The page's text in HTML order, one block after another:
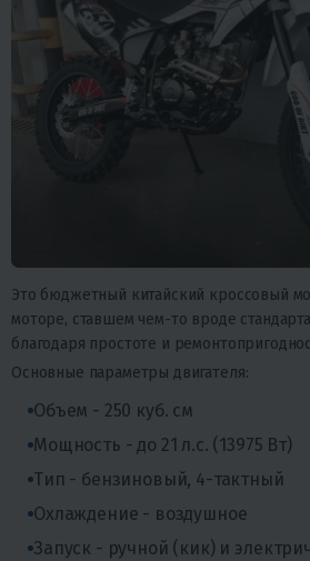
Это бюджетный китайский кроссовый
моторе, ставшем чем-то вроде
благодаря простоте и
Основные параметры двигателя:
Объем - 250 куб. см
Мощность - до 21 л.с. (13975 Вт)
Тип - бензиновый, 4-тактный
Охлаждение - воздушное
Запуск - ручной (кик) и